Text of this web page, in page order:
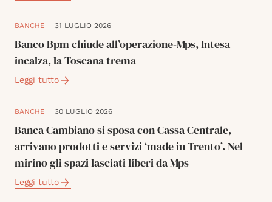
BANCHE 31 LUGLIO 2026
Banco Bpm chiude all’operazione-Mps, Intesa
incalza, la Toscana trema
Leggi tutto
BANCHE 30 LUGLIO 2026
Banca Cambiano si sposa con Cassa Centrale,
arrivano prodotti e servizi ‘made in Trento’. Nel
mirino gli spazi lasciati liberi da Mps
Leggi tutto